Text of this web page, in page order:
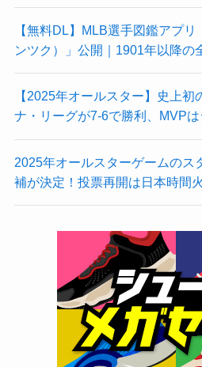
【無料DL】MLB選手図鑑アプ
ンツク）」公開｜1901年以降の
【2025年オールスター】史上
ナ・リーグが7-6で勝利、MVP
2025年オールスターゲームのス
補が決定！投票再開は日本時間